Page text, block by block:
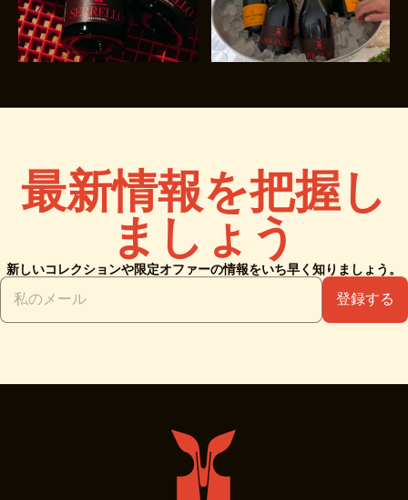
最新情報を把握し
ましょう
新しいコレクションや限定オファーの情報をいち早く知りましょう。